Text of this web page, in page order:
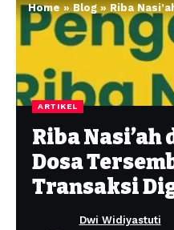
Home»Blog »Riba Nasi’ah dan Riba
ARTIKEL
Riba Nasi’ah
Dosa
Transaksi
Dwi Widiyastuti